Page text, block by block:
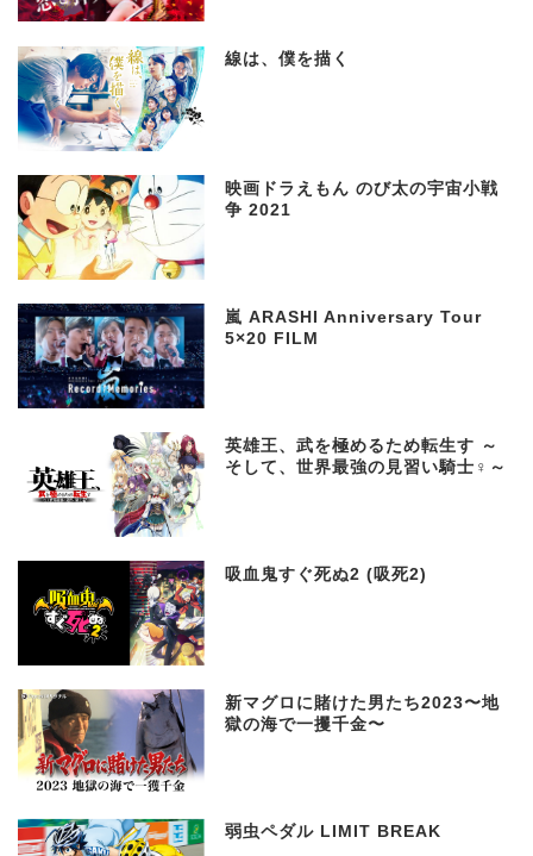
線は、僕を描く
映画ドラえもん のび太の宇宙小戦
争 2021
嵐 ARASHI Anniversary Tour
5×20 FILM
英雄王、武を極めるため転生す ～
そして、世界最強の見習い騎士♀～
吸血鬼すぐ死ぬ2 (吸死2)
新マグロに賭けた男たち2023〜地
獄の海で一攫千金〜
弱虫ペダル LIMIT BREAK